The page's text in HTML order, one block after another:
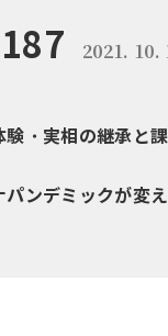
2021. 10.
・実相の継承と
ンデミックが変